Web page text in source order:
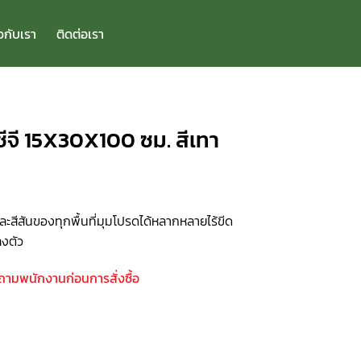
บเรา ติดต่อเรา
15X30X100 ซม. สีเทา
สีสันของทุกพื้นที่มุมโปรดได้หลากหลายไร้ขีด
ตัว
ามพนักงานก่อนการสั่งซื้อ